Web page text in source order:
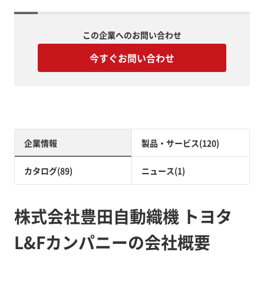
この企業へのお問い合わせ
今すぐお問い合わせ
企業情報 製品・サービス(120)
カタログ(89) ニュース(1)
株式会社豊田自動織機 トヨタ
L&Fカンパニーの会社概要